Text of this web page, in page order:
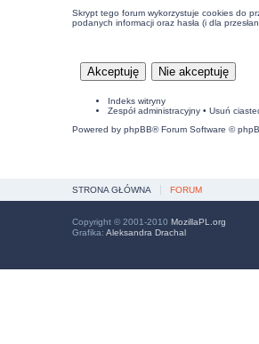
Skrypt tego forum wykorzystuje cookies do
podanych informacji oraz hasła (i dla
Indeks witryny
Zespół administracyjny• Usuń
Powered by phpBB® Forum Software ©
STRONA GŁÓWNA FORUM
Copyright © 2001-2010 MozillaPL.org
Grafika: Aleksandra Drachal